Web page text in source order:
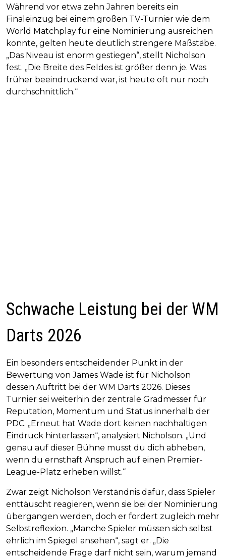
Während vor etwa zehn Jahren bereits ein
Finaleinzug bei einem großen TV-Turnier wie dem
World Matchplay für eine Nominierung ausreichen
konnte, gelten heute deutlich strengere Maßstäbe.
„Das Niveau ist enorm gestiegen“, stellt Nicholson
fest. „Die Breite des Feldes ist größer denn je. Was
früher beeindruckend war, ist heute oft nur noch
durchschnittlich.“
Schwache Leistung bei der WM
Darts 2026
Ein besonders entscheidender Punkt in der
Bewertung von James Wade ist für Nicholson
dessen Auftritt bei der WM Darts 2026. Dieses
Turnier sei weiterhin der zentrale Gradmesser für
Reputation, Momentum und Status innerhalb der
PDC. „Erneut hat Wade dort keinen nachhaltigen
Eindruck hinterlassen“, analysiert Nicholson. „Und
genau auf dieser Bühne musst du dich abheben,
wenn du ernsthaft Anspruch auf einen Premier-
League-Platz erheben willst.“
Zwar zeigt Nicholson Verständnis dafür, dass Spieler
enttäuscht reagieren, wenn sie bei der Nominierung
übergangen werden, doch er fordert zugleich mehr
Selbstreflexion. „Manche Spieler müssen sich selbst
ehrlich im Spiegel ansehen“, sagt er. „Die
entscheidende Frage darf nicht sein, warum jemand